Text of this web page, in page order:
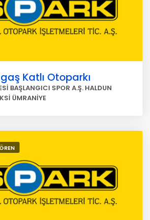
Katlı Otoparkı
BAŞLANGICI SPOR A.Ş. HALDUN
ÜMRANİYE